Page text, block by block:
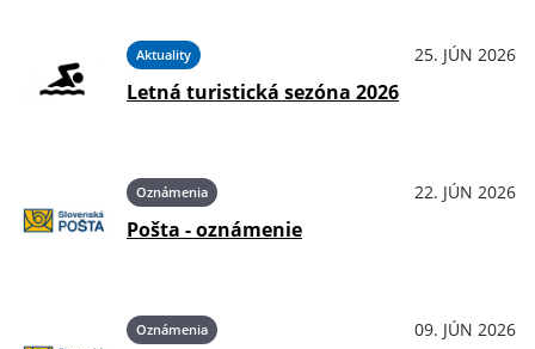
Aktuality 25. JÚN 2026
Letná turistická sezóna 2026
Oznámenia 22. JÚN 2026
Pošta - oznámenie
Oznámenia 09. JÚN 2026